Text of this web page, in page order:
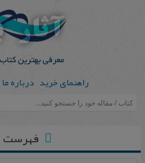
راهنمای خرید درباره ما
فهرست